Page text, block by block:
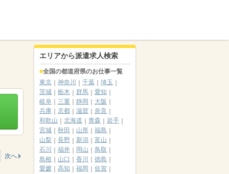
次へ
エリアから派遣求人検索
全国の都道府県のお仕事一覧
東京
神奈川 千葉
埼玉
茨城
栃木 群馬
愛知
岐阜
三重 静岡
大阪
兵庫
京都 滋賀
奈良
和歌山
北海道 青森
岩手
宮城
秋田 山形
福島
山梨
長野 新潟
富山
石川
福井 岡山
鳥取
島根
山口 香川
徳島
愛媛
高知 福岡
佐賀